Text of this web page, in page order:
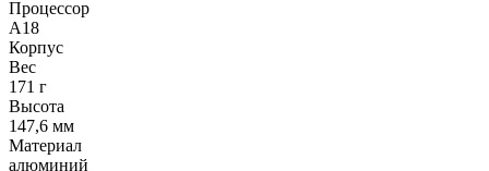
Процессор
A18
Корпус
Вес
171 г
Высота
147,6 мм
Материал
алюминий